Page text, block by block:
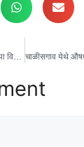
श्रीराम सहकारी साखर कारखान्याच्या विशेष सर्वसाधारण सभेतील ठराव आणि सभेची प्रक्रिया बेकायदेशीर असल्याचा आरोप करत विरोधकांनी आता उच्च न्यायालयात जाण्याचा निर्णय घेतला